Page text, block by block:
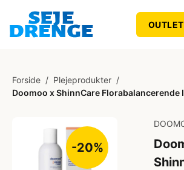
OUTLET
Forside / Plejeprodukter /
Doomoo x ShinnCare
-20%